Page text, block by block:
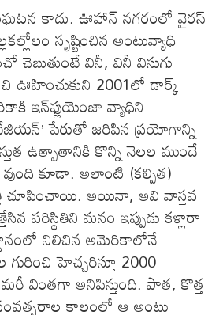
కాదు. ఊహాన్ నగరంలో వైరస్
సృష్టించిన అంటువ్యాధి
వినీ, వినీ విసుగు
ఊహించుకుని 2001లో డార్క్
ఇన్‌ఫ్లుయెంజా వ్యాధిని
పేరుతో జరిపిన ప్రయోగాన్ని
ఉత్పాతానికి కొన్ని నెలల ముందే
కూడా. అలాంటి (కల్పిత)
చూపించాయి. అయినా, అవి వాస్తవ
మనం ఇప్పుడు కళ్లారా
నిలిచిన అమెరికాలోనే
హెచ్చరిస్తూ 2000
వింతగా అనిపిస్తుంది. పాత, కొత్త
కాలంలో ఆ అంటు